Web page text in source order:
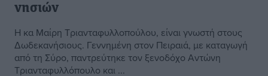
νησιών
Η κα Μαίρη Τριανταφυλλοπούλου, είναι γνωστή στους
Δωδεκανήσιους. Γεννημένη στον Πειραιά, με καταγωγή
από τη Σύρο, παντρεύτηκε τον ξενοδόχο Αντώνη
Τριανταφυλλόπουλο και ...